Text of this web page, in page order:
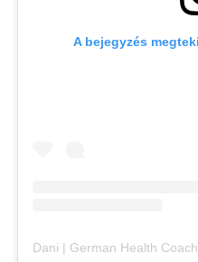
A bejegyzés